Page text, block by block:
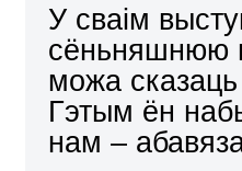
У сваім
сёньняшнюю
можа
Гэтым ён
нам –